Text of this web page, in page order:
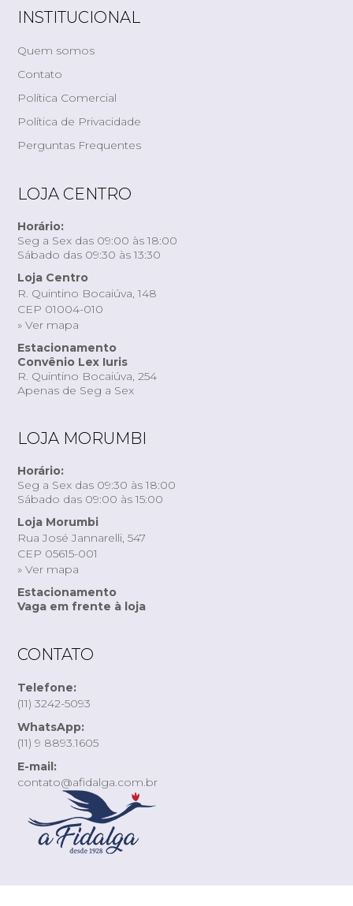
INSTITUCIONAL
Quem somos
Contato
Política Comercial
Política de Privacidade
Perguntas Frequentes
LOJA CENTRO
Horário:
Seg a Sex das 09:00 às 18:00
Sábado das 09:30 às 13:30
Loja Centro
R. Quintino Bocaiúva, 148
CEP 01004-010
» Ver mapa
Estacionamento
Convênio Lex Iuris
R. Quintino Bocaiúva, 254
Apenas de Seg a Sex
LOJA MORUMBI
Horário:
Seg a Sex das 09:30 às 18:00
Sábado das 09:00 às 15:00
Loja Morumbi
Rua José Jannarelli, 547
CEP 05615-001
» Ver mapa
Estacionamento
Vaga em frente à loja
CONTATO
Telefone:
(11) 3242-5093
WhatsApp:
(11) 9 8893.1605
E-mail:
contato@afidalga.com.br